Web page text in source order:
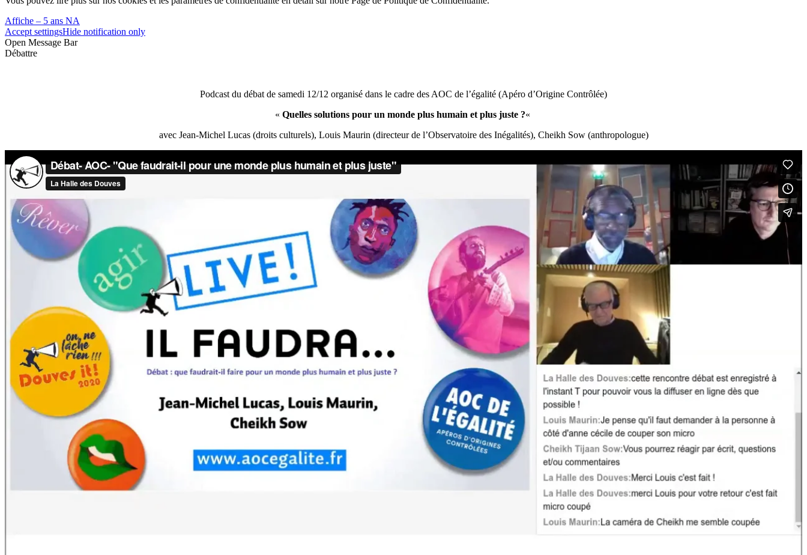
Affiche – 5 ans NA
Accept settingsHide notification only
Open Message Bar
Débattre
Podcast du débat de samedi 12/12 organisé dans le cadre des AOC de l’égalité (Apéro d’Origine Contrôlée)
« Quelles solutions pour un monde plus humain et plus juste ?«
avec Jean-Michel Lucas (droits culturels), Louis Maurin (directeur de l’Observatoire des Inégalités), Cheikh Sow (anthropologue)